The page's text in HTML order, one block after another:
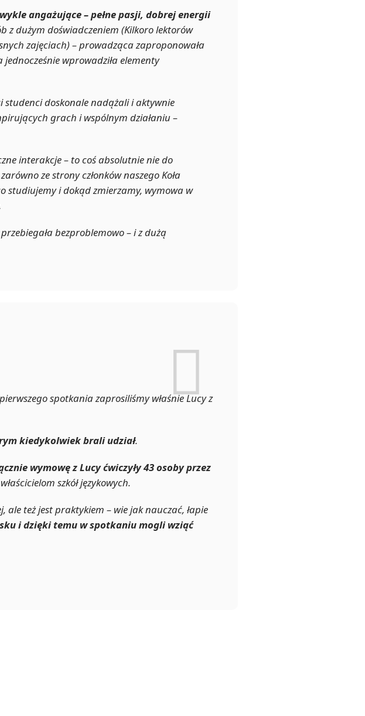
angażujące – pełne pasji, dobrej energii
z dużym doświadczeniem (Kilkoro lektorów
zajęciach) – prowadząca zaproponowała
wprowadziła elementy
studenci doskonale nadążali i aktywnie
grach i wspólnym działaniu –
interakcje – to coś absolutnie nie do
ze strony członków naszego Koła
studiujemy i dokąd zmierzamy, wymowa w
bezproblemowo – i z dużą
spotkania zaprosiliśmy właśnie Lucy z
kiedykolwiek brali udział.
wymowę z Lucy ćwiczyły 43 osoby przez
szkół językowych.
też jest praktykiem – wie jak nauczać, łapie
i dzięki temu w spotkaniu mogli wziąć